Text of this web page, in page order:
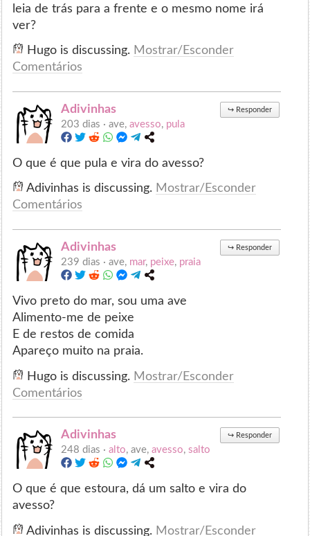
leia de trás para a frente e o mesmo nome irá
ver?
Hugo is discussing. Mostrar/Esconder
Comentários
Adivinhas ↪ Responder
203 dias ·ave,avesso, pula
O que é que pula e vira do avesso?
Adivinhas is discussing. Mostrar/Esconder
Comentários
Adivinhas ↪ Responder
239 dias ·ave, mar, peixe, praia
Vivo preto do mar, sou uma ave
Alimento-me de peixe
E de restos de comida
Apareço muito na praia.
Hugo is discussing. Mostrar/Esconder
Comentários
Adivinhas ↪ Responder
248 dias ·alto, ave,avesso,salto
O que é que estoura, dá um salto e vira do
avesso?
Adivinhas is discussing. Mostrar/Esconder